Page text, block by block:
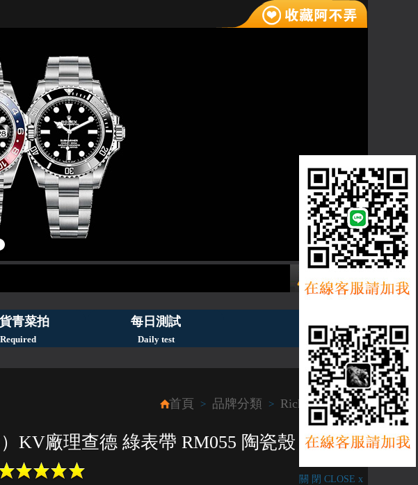
青菜拍
Required
每日測試
Daily test
首頁 > 品牌分類 > Richard Mille
）KV廠理查德 綠表帶 RM055 陶瓷殼
關 閉 CLOSE x